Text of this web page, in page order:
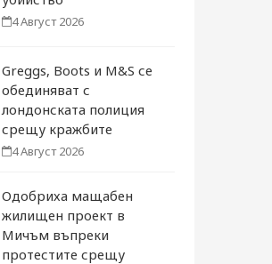
4 Август 2026
Greggs, Boots и M&S се
обединяват с
лондонската полиция
срещу кражбите
4 Август 2026
Одобриха мащабен
жилищен проект в
Мичъм въпреки
протестите срещу